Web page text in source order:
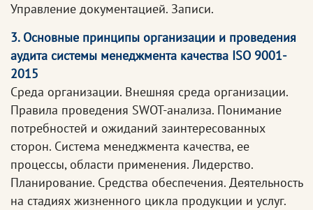
Управление документацией. Записи.
3. Основные принципы организации и проведения
аудита системы менеджмента качества ISO 9001-
2015
Среда организации. Внешняя среда организации.
Правила проведения SWOT-анализа. Понимание
потребностей и ожиданий заинтересованных
сторон. Система менеджмента качества, ее
процессы, области применения. Лидерство.
Планирование. Средства обеспечения. Деятельность
на стадиях жизненного цикла продукции и услуг.